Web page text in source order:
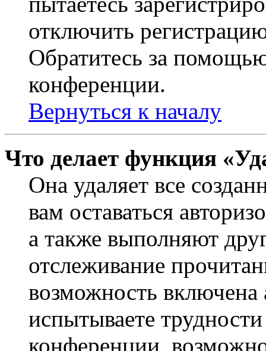
отключить
Обратитесь за
конференции.
Вернуться к началу
Что делает функция
Она удаляет все
вам оставаться
а также выполняют
отслеживание
возможность
испытываете
конференции,